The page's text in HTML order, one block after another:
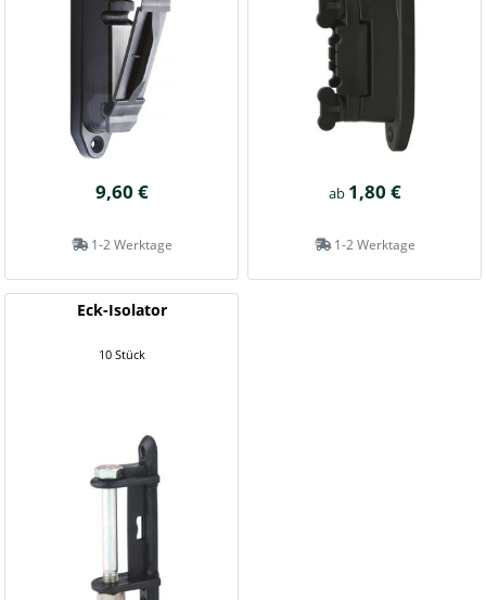
9,60 €
1-2 Werktage
ab 1,80 €
1-2 Werktage
Eck-Isolator
10 Stück